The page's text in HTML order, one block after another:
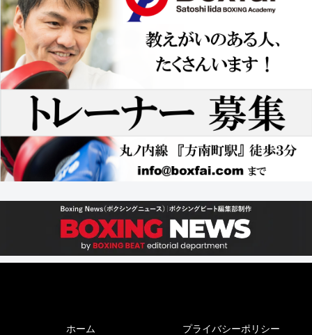
ホーム プライバシーポリシー